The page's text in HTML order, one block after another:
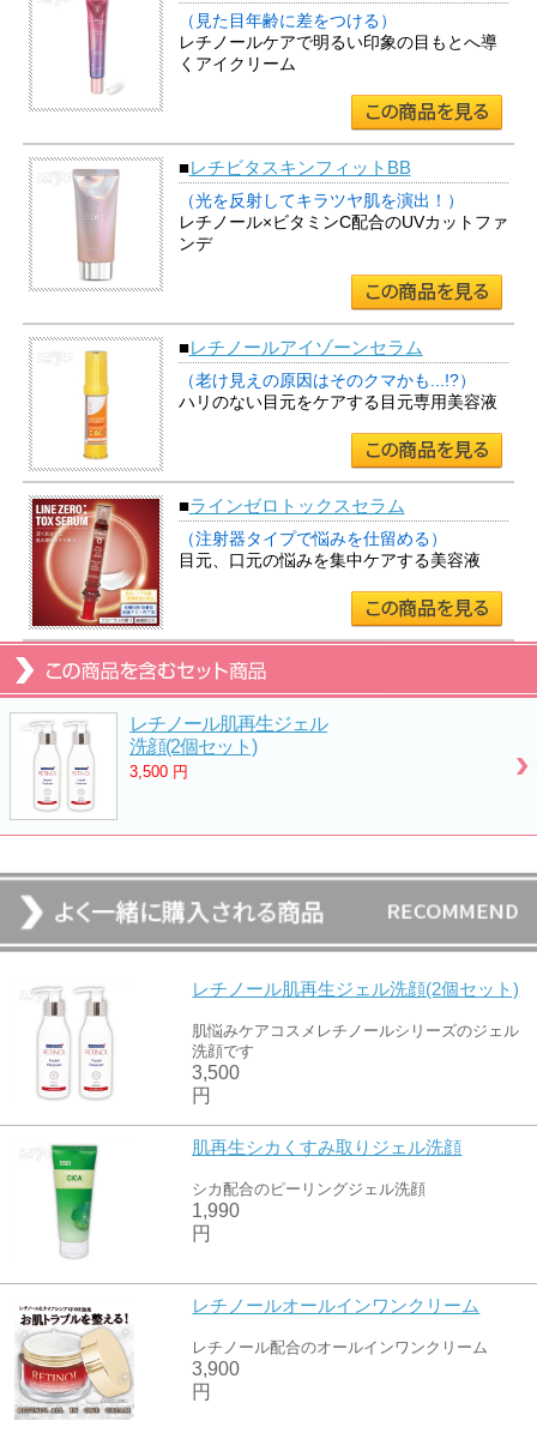
（見た目年齢に差をつける）
レチノールケアで明るい印象の目もとへ導
くアイクリーム
■レチビタスキンフィットBB
（光を反射してキラツヤ肌を演出！）
レチノール×ビタミンC配合のUVカットファ
ンデ
■レチノールアイゾーンセラム
（老け見えの原因はそのクマかも...!?）
ハリのない目元をケアする目元専用美容液
■ラインゼロトックスセラム
（注射器タイプで悩みを仕留める）
目元、口元の悩みを集中ケアする美容液
レチノール肌再生ジェル
洗顔(2個セット)
3,500 円
レチノール肌再生ジェル洗顔(2個セット)
肌悩みケアコスメレチノールシリーズのジェル
洗顔です
3,500
円
肌再生シカくすみ取りジェル洗顔
シカ配合のピーリングジェル洗顔
1,990
円
レチノールオールインワンクリーム
レチノール配合のオールインワンクリーム
3,900
円